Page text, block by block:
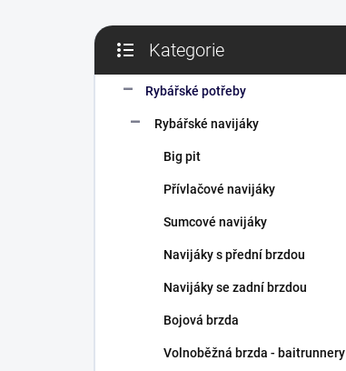
P
s
kategorie
Kategorie
Rybářské potřeby
Rybářské navijáky
Big pit
Přívlačové navijáky
Sumcové navijáky
Navijáky s přední brzdou
Navijáky se zadní brzdou
Bojová brzda
Volnoběžná brzda - baitrunnery